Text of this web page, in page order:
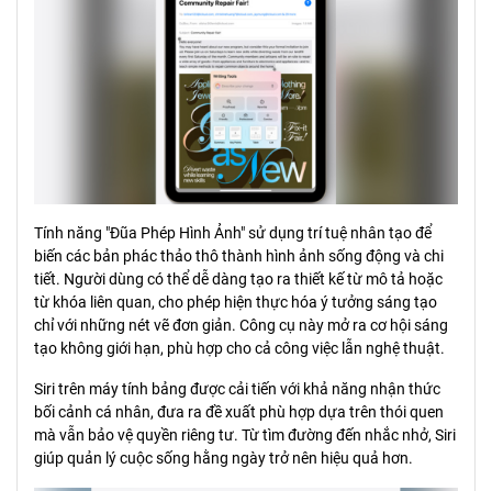
Tính năng "Đũa Phép Hình Ảnh" sử dụng trí tuệ nhân tạo để
biến các bản phác thảo thô thành hình ảnh sống động và chi
tiết. Người dùng có thể dễ dàng tạo ra thiết kế từ mô tả hoặc
từ khóa liên quan, cho phép hiện thực hóa ý tưởng sáng tạo
chỉ với những nét vẽ đơn giản. Công cụ này mở ra cơ hội sáng
tạo không giới hạn, phù hợp cho cả công việc lẫn nghệ thuật.
Siri trên máy tính bảng được cải tiến với khả năng nhận thức
bối cảnh cá nhân, đưa ra đề xuất phù hợp dựa trên thói quen
mà vẫn bảo vệ quyền riêng tư. Từ tìm đường đến nhắc nhở, Siri
giúp quản lý cuộc sống hằng ngày trở nên hiệu quả hơn.